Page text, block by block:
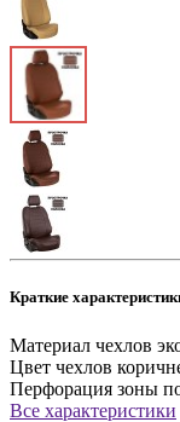
Краткие
Материал чехлов
Цвет чехлов
Перфорация зоны
Все характеристики